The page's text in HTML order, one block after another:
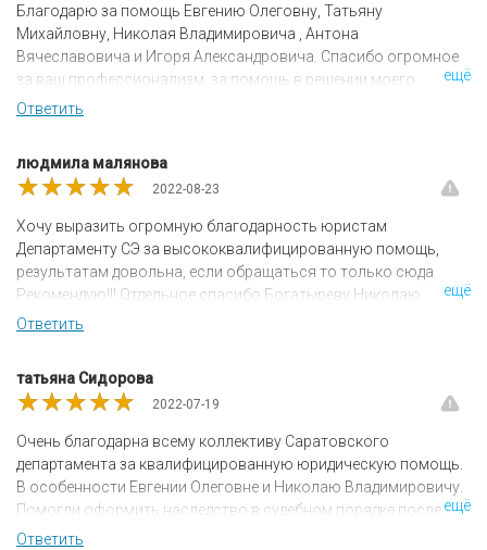
Благодарю за помощь Евгению Олеговну, Татьяну
Михайловну, Николая Владимировича , Антона
Вячеславовича и Игоря Александровича. Спасибо огромное
за ваш профессионализм, за помощь в решении моего
многолетнего вопроса! Сильная команда, безупречная
ещё
Ответить
людмила малянова
2022-08-23
★★★★★
★★★★★
★★★★★
Хочу выразить огромную благодарность юристам
Департаменту СЭ за высококвалифицированную помощь,
результатам довольна, если обращаться то только сюда
Рекомендую!!! Отдельное спасибо Богатыреву Николаю
Владимировичу, мастер своего дела, в Саратовском
ещё
Ответить
татьяна Сидорова
2022-07-19
★★★★★
★★★★★
★★★★★
Очень благодарна всему коллективу Саратовского
департамента за квалифицированную юридическую помощь.
В особенности Евгении Олеговне и Николаю Владимировичу.
Помогли оформить наследство в судебном порядке после
умерших родственников. Юристы молодцы. Никто из других
ещё
Ответить